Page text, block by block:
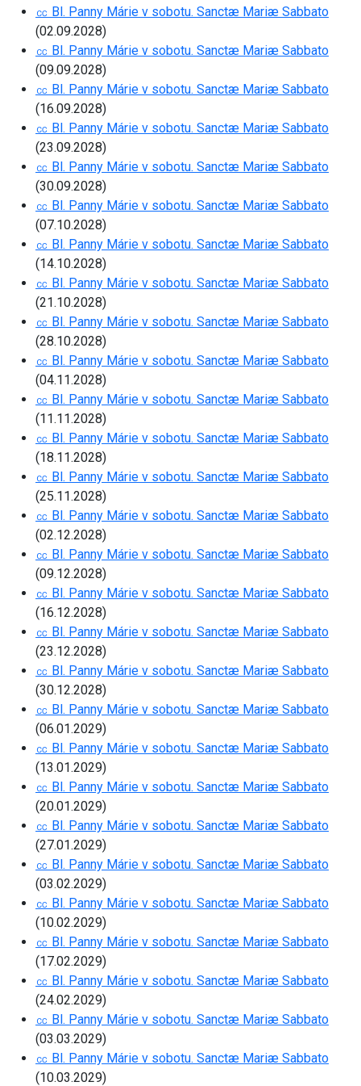
㏄ Bl. Panny Márie v sobotu. Sanctæ Mariæ Sabbato
(02.09.2028)
㏄ Bl. Panny Márie v sobotu. Sanctæ Mariæ Sabbato
(09.09.2028)
㏄ Bl. Panny Márie v sobotu. Sanctæ Mariæ Sabbato
(16.09.2028)
㏄ Bl. Panny Márie v sobotu. Sanctæ Mariæ Sabbato
(23.09.2028)
㏄ Bl. Panny Márie v sobotu. Sanctæ Mariæ Sabbato
(30.09.2028)
㏄ Bl. Panny Márie v sobotu. Sanctæ Mariæ Sabbato
(07.10.2028)
㏄ Bl. Panny Márie v sobotu. Sanctæ Mariæ Sabbato
(14.10.2028)
㏄ Bl. Panny Márie v sobotu. Sanctæ Mariæ Sabbato
(21.10.2028)
㏄ Bl. Panny Márie v sobotu. Sanctæ Mariæ Sabbato
(28.10.2028)
㏄ Bl. Panny Márie v sobotu. Sanctæ Mariæ Sabbato
(04.11.2028)
㏄ Bl. Panny Márie v sobotu. Sanctæ Mariæ Sabbato
(11.11.2028)
㏄ Bl. Panny Márie v sobotu. Sanctæ Mariæ Sabbato
(18.11.2028)
㏄ Bl. Panny Márie v sobotu. Sanctæ Mariæ Sabbato
(25.11.2028)
㏄ Bl. Panny Márie v sobotu. Sanctæ Mariæ Sabbato
(02.12.2028)
㏄ Bl. Panny Márie v sobotu. Sanctæ Mariæ Sabbato
(09.12.2028)
㏄ Bl. Panny Márie v sobotu. Sanctæ Mariæ Sabbato
(16.12.2028)
㏄ Bl. Panny Márie v sobotu. Sanctæ Mariæ Sabbato
(23.12.2028)
㏄ Bl. Panny Márie v sobotu. Sanctæ Mariæ Sabbato
(30.12.2028)
㏄ Bl. Panny Márie v sobotu. Sanctæ Mariæ Sabbato
(06.01.2029)
㏄ Bl. Panny Márie v sobotu. Sanctæ Mariæ Sabbato
(13.01.2029)
㏄ Bl. Panny Márie v sobotu. Sanctæ Mariæ Sabbato
(20.01.2029)
㏄ Bl. Panny Márie v sobotu. Sanctæ Mariæ Sabbato
(27.01.2029)
㏄ Bl. Panny Márie v sobotu. Sanctæ Mariæ Sabbato
(03.02.2029)
㏄ Bl. Panny Márie v sobotu. Sanctæ Mariæ Sabbato
(10.02.2029)
㏄ Bl. Panny Márie v sobotu. Sanctæ Mariæ Sabbato
(17.02.2029)
㏄ Bl. Panny Márie v sobotu. Sanctæ Mariæ Sabbato
(24.02.2029)
㏄ Bl. Panny Márie v sobotu. Sanctæ Mariæ Sabbato
(03.03.2029)
㏄ Bl. Panny Márie v sobotu. Sanctæ Mariæ Sabbato
(10.03.2029)